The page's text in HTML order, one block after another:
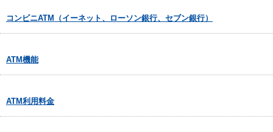
コンビニATM（イーネット、ローソン銀行、セブン銀行）
ATM機能
ATM利用料金